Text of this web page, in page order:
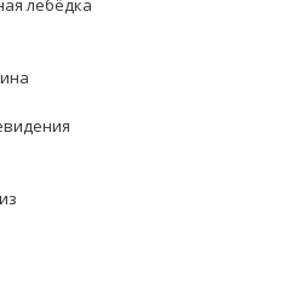
лебёдка